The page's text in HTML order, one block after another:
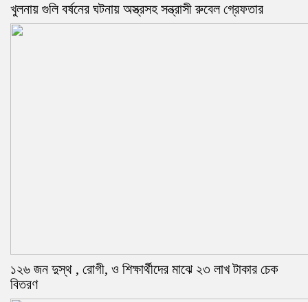
খুলনায় গুলি বর্ষনের ঘটনায় অস্ত্রসহ সন্ত্রাসী রুবেল গ্রেফতার
১২৬ জন দুস্থ , রোগী, ও শিক্ষার্থীদের মাঝে ২৩ লাখ টাকার চেক
বিতরণ